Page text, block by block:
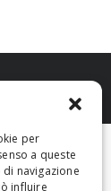
per
a queste
navigazione
influire